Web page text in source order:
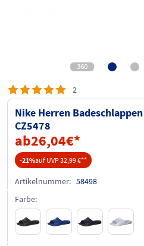
360
2
Nike Herren
CZ5478
ab26,04€*
-21%auf UVP 32,99 €**
Artikelnummer: 58498
Farbe: